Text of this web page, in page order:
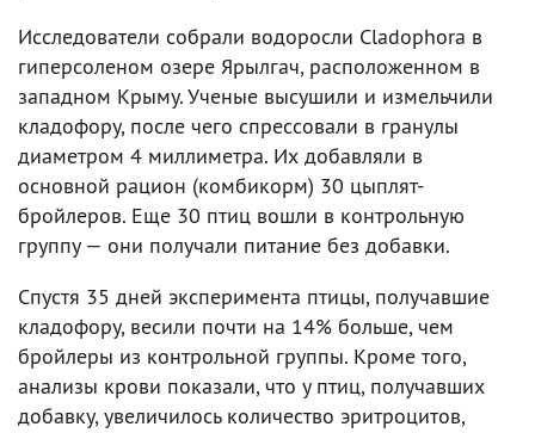
Исследователи собрали водоросли Cladophora в
гиперсоленом озере Ярылгач, расположенном в
западном Крыму. Ученые высушили и измельчили
кладофору, после чего спрессовали в гранулы
диаметром 4 миллиметра. Их добавляли в
основной рацион (комбикорм) 30 цыплят-
бройлеров. Еще 30 птиц вошли в контрольную
группу — они получали питание без добавки.
Спустя 35 дней эксперимента птицы, получавшие
кладофору, весили почти на 14% больше, чем
бройлеры из контрольной группы. Кроме того,
анализы крови показали, что у птиц, получавших
добавку, увеличилось количество эритроцитов,